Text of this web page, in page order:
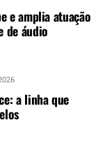
o produto
ao
não
incompletas
e amplia atuação
de áudio
a linha que